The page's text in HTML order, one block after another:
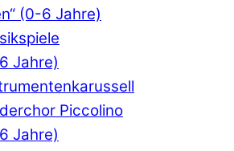
(0-6 Jahre)
Jahre)
Piccolino
Jahre)